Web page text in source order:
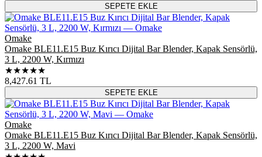
SEPETE EKLE
Omake
Omake BLE11.E15 Buz Kırıcı Dijital Bar Blender, Kapak Sensörlü,
3 L, 2200 W, Kırmızı
★★★★★
8,427.61 TL
SEPETE EKLE
Omake
Omake BLE11.E15 Buz Kırıcı Dijital Bar Blender, Kapak Sensörlü,
3 L, 2200 W, Mavi